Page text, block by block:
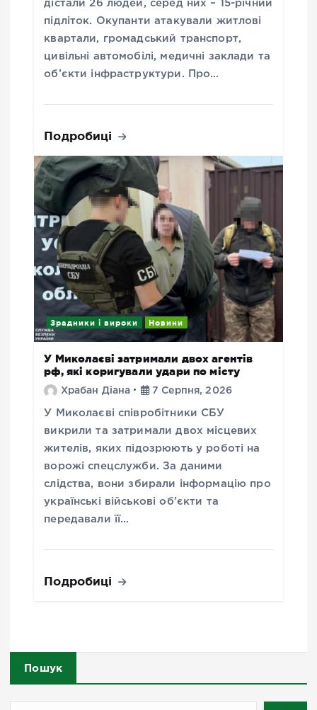
дістали 26 людей, серед них – 15-річний
підліток. Окупанти атакували житлові
квартали, громадський транспорт,
цивільні автомобілі, медичні заклади та
об’єкти інфраструктури. Про…
Подробиці
Зрадники і вироки Новини
У Миколаєві затримали двох агентів
рф, які коригували удари по місту
Храбан Діана 7 Серпня, 2026
У Миколаєві співробітники СБУ
викрили та затримали двох місцевих
жителів, яких підозрюють у роботі на
ворожі спецслужби. За даними
слідства, вони збирали інформацію про
українські військові об’єкти та
передавали її…
Подробиці
Пошук